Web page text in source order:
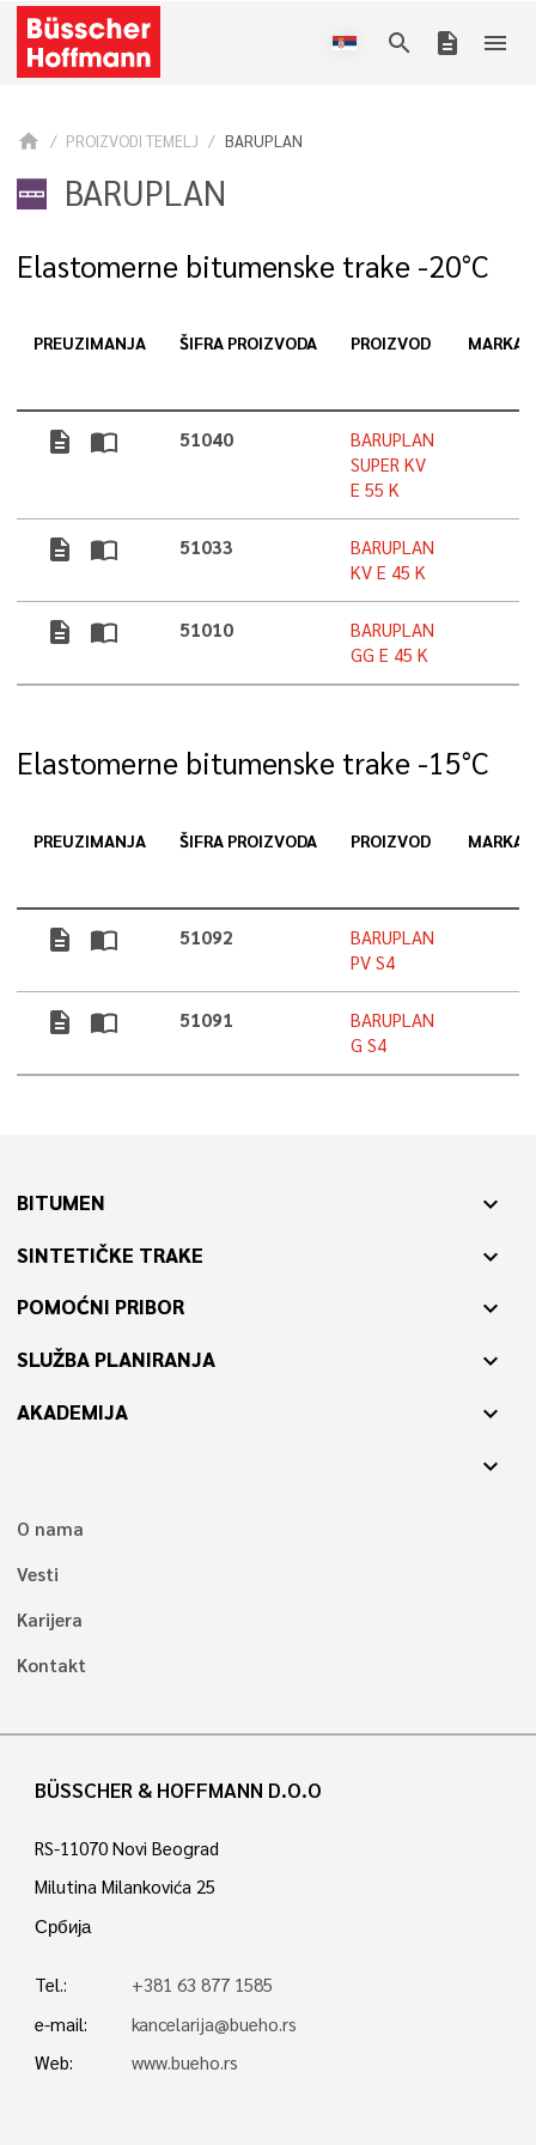
search description menu
home PROIZVODI TEMELJ BARUPLAN
BARUPLAN
Elastomerne bitumenske trake -20°C
PREUZIMANJA ŠIFRA PROIZVODA PROIZVOD MARKA
description import_contacts 51040
BARUPLAN
SUPER KV
E 55 K
description import_contacts 51033
BARUPLAN
KV E 45 K
description import_contacts 51010
BARUPLAN
GG E 45 K
Elastomerne bitumenske trake -15°C
PREUZIMANJA ŠIFRA PROIZVODA PROIZVOD MARKA
description import_contacts 51092
BARUPLAN
PV S4
description import_contacts 51091
BARUPLAN
G S4
BITUMEN expand_more
SINTETIČKE TRAKE expand_more
POMOĆNI PRIBOR expand_more
SLUŽBA PLANIRANJA expand_more
AKADEMIJA
expand_more
expand_more
O nama
Vesti
Karijera
Kontakt
BÜSSCHER & HOFFMANN D.O.O
RS-11070 Novi Beograd
Milutina Milankovića 25
Србија
Tel.:
+381 63 877 1585
e-mail:
kancelarija@bueho.rs
Web:
www.bueho.rs